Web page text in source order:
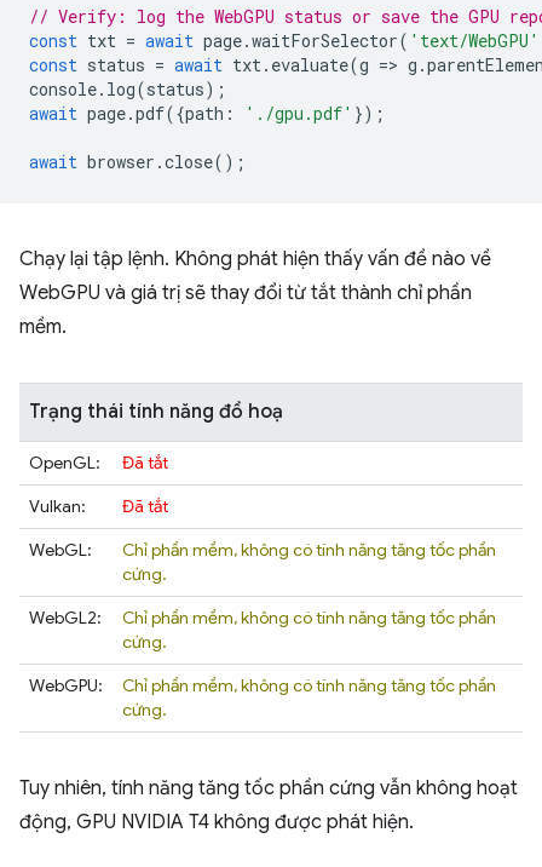
// Verify: log the WebGPU status or save the GPU
const txt = await page.waitForSelector( 'text/WebGPU'
const status = await txt. evaluate(g => g .
console. log(status);
await page.pdf({path : './gpu.pdf' });
await browser .close();
Chạy lại tập lệnh. Không phát hiện thấy vấn đề nào về
WebGPU và giá trị sẽ thay đổi từ tắt thành chỉ phần
mềm.
Trạng thái tính năng đồ hoạ
OpenGL:
Đã tắt
Vulkan:
Đã tắt
WebGL:
Chỉ phần mềm, không có tính năng tăng tốc phần
cứng.
WebGL2:
Chỉ phần mềm, không có tính năng tăng tốc phần
cứng.
WebGPU:
Chỉ phần mềm, không có tính năng tăng tốc phần
cứng.
Tuy nhiên, tính năng tăng tốc phần cứng vẫn không hoạt
động, GPU NVIDIA T4 không được phát hiện.